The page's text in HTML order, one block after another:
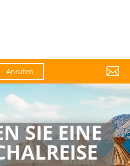
Anrufen 
SIE EINE